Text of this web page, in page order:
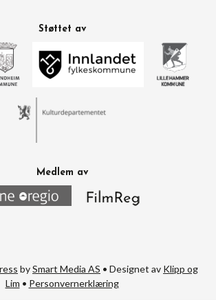
Støttet av
Medlem av
bySmart Media AS • Designet av Klipp og
Lim • Personvernerklæring